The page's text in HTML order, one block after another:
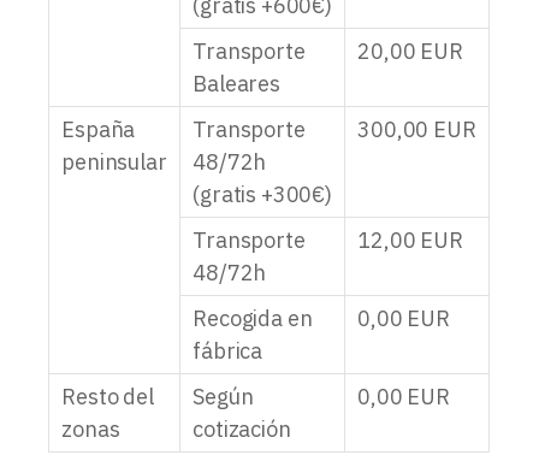
Transporte
Baleares
20,00 EUR
España
peninsular
Transporte
48/72h
(gratis +300€)
300,00 EUR
Transporte
48/72h
12,00 EUR
Recogida en
fábrica
0,00 EUR
Resto del
zonas
Según
cotización
0,00 EUR